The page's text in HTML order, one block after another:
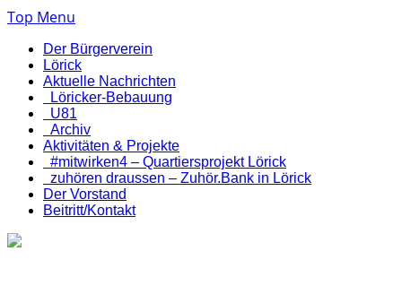
Top Menu
Der Bürgerverein
Lörick
Aktuelle Nachrichten
Löricker-Bebauung
U81
Archiv
Aktivitäten & Projekte
#mitwirken4 – Quartiersprojekt Lörick
zuhören draussen – Zuhör.Bank in Lörick
Der Vorstand
Beitritt/Kontakt